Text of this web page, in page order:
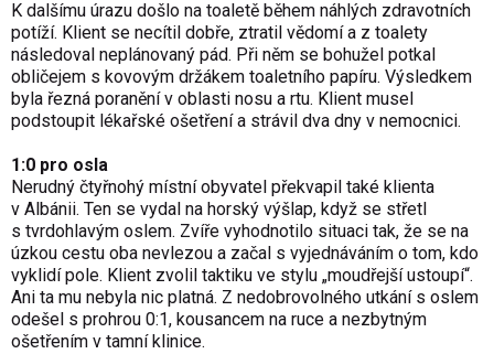
K dalšímu úrazu došlo na toaletě během náhlých zdravotních
potíží. Klient se necítil dobře, ztratil vědomí a z toalety
následoval neplánovaný pád. Při něm se bohužel potkal
obličejem s kovovým držákem toaletního papíru. Výsledkem
byla řezná poranění v oblasti nosu a rtu. Klient musel
podstoupit lékařské ošetření a strávil dva dny v nemocnici.
1:0 pro osla
Nerudný čtyřnohý místní obyvatel překvapil také klienta
v Albánii. Ten se vydal na horský výšlap, když se střetl
s tvrdohlavým oslem. Zvíře vyhodnotilo situaci tak, že se na
úzkou cestu oba nevlezou a začal s vyjednáváním o tom, kdo
vyklidí pole. Klient zvolil taktiku ve stylu „moudřejší ustoupí“.
Ani ta mu nebyla nic platná. Z nedobrovolného utkání s oslem
odešel s prohrou 0:1, kousancem na ruce a nezbytným
ošetřením v tamní klinice.